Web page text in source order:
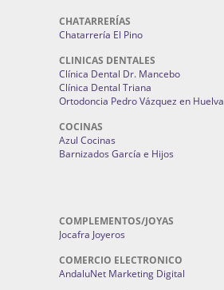
CHATARRERÍAS
Chatarrería El Pino
CLINICAS DENTALES
Clínica Dental Dr. Mancebo
Clínica Dental Triana
Ortodoncia Pedro Vázquez en Huelva
COCINAS
Azul Cocinas
Barnizados García e Hijos
COMPLEMENTOS/JOYAS
Jocafra Joyeros
COMERCIO ELECTRONICO
AndaluNet Marketing Digital